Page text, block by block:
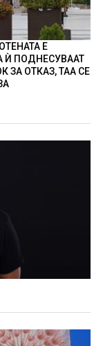
Е
Ѝ ПОДНЕСУВААТ
ОТКАЗ, ТАА СЕ